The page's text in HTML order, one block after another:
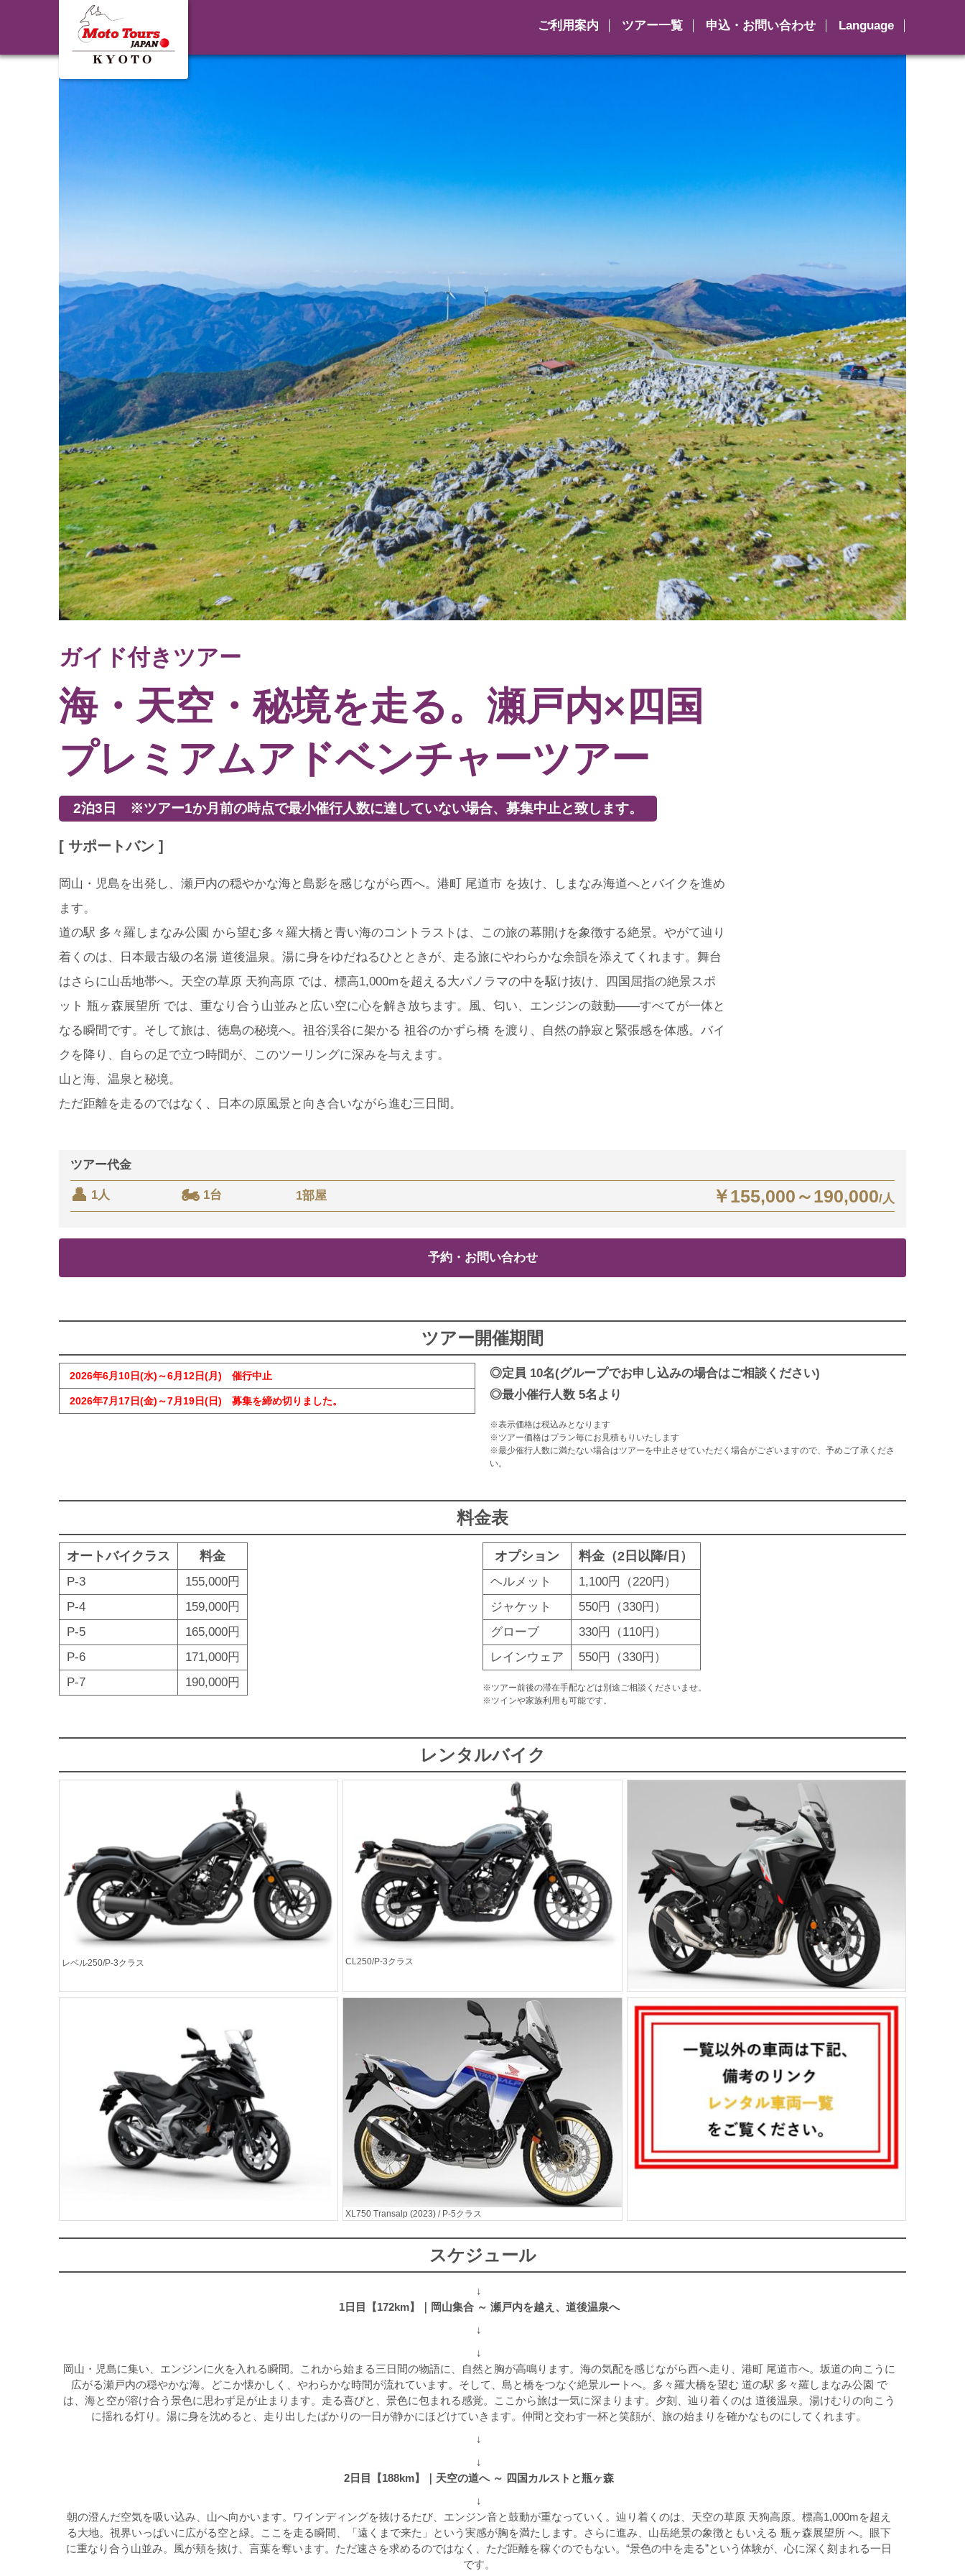
ご利用案内 ツアー一覧 申込・お問い合わせ Language
ガイド付きツアー
海・天空・秘境を走る。瀬戸内×四国
プレミアムアドベンチャーツアー
2泊3日 ※ツアー1か月前の時点で最小催行人数に達していない場合、募集中止と致します。
[ サポートバン ]
岡山・児島を出発し、瀬戸内の穏やかな海と島影を感じながら西へ。港町 尾道市 を抜け、しまなみ海道へとバイクを進め
ます。
道の駅 多々羅しまなみ公園 から望む多々羅大橋と青い海のコントラストは、この旅の幕開けを象徴する絶景。やがて辿り
着くのは、日本最古級の名湯 道後温泉。湯に身をゆだねるひとときが、走る旅にやわらかな余韻を添えてくれます。舞台
はさらに山岳地帯へ。天空の草原 天狗高原 では、標高1,000mを超える大パノラマの中を駆け抜け、四国屈指の絶景スポ
ット 瓶ヶ森展望所 では、重なり合う山並みと広い空に心を解き放ちます。風、匂い、エンジンの鼓動――すべてが一体と
なる瞬間です。そして旅は、徳島の秘境へ。祖谷渓谷に架かる 祖谷のかずら橋 を渡り、自然の静寂と緊張感を体感。バイ
クを降り、自らの足で立つ時間が、このツーリングに深みを与えます。
山と海、温泉と秘境。
ただ距離を走るのではなく、日本の原風景と向き合いながら進む三日間。
ツアー代金
1人 1台 1部屋 ￥155,000～190,000/人
予約・お問い合わせ
ツアー開催期間
2026年6月10日(水)～6月12日(月) 催行中止
2026年7月17日(金)～7月19日(日) 募集を締め切りました。
定員 10名(グループでお申し込みの場合はご相談ください)
最小催行人数 5名より
※表示価格は税込みとなります
※ツアー価格はプラン毎にお見積もりいたします
※最少催行人数に満たない場合はツアーを中止させていただく場合がございますので、予めご了承くださ
い。
料金表
オートバイクラス 料金
P-3
155,000円
P-4
159,000円
P-5
165,000円
P-6
171,000円
P-7
190,000円
オプション 料金（2日以降/日）
ヘルメット
1,100円（220円）
ジャケット
550円（330円）
グローブ
330円（110円）
レインウェア
550円（330円）
※ツアー前後の滞在手配などは別途ご相談くださいませ。
※ツインや家族利用も可能です。
レンタルバイク
レベル250/P-3クラス CL250/P-3クラス
XL750 Transalp (2023) / P-5クラス
スケジュール
↓
1日目【172km】｜岡山集合 ～ 瀬戸内を越え、道後温泉へ
↓
↓
岡山・児島に集い、エンジンに火を入れる瞬間。これから始まる三日間の物語に、自然と胸が高鳴ります。海の気配を感じながら西へ走り、港町 尾道市へ。坂道の向こうに
広がる瀬戸内の穏やかな海。どこか懐かしく、やわらかな時間が流れています。そして、島と橋をつなぐ絶景ルートへ。多々羅大橋を望む 道の駅 多々羅しまなみ公園 で
は、海と空が溶け合う景色に思わず足が止まります。走る喜びと、景色に包まれる感覚。ここから旅は一気に深まります。夕刻、辿り着くのは 道後温泉。湯けむりの向こう
に揺れる灯り。湯に身を沈めると、走り出したばかりの一日が静かにほどけていきます。仲間と交わす一杯と笑顔が、旅の始まりを確かなものにしてくれます。
↓
↓
2日目【188km】｜天空の道へ ～ 四国カルストと瓶ヶ森
↓
朝の澄んだ空気を吸い込み、山へ向かいます。ワインディングを抜けるたび、エンジン音と鼓動が重なっていく。辿り着くのは、天空の草原 天狗高原。標高1,000mを超え
る大地。視界いっぱいに広がる空と緑。ここを走る瞬間、「遠くまで来た」という実感が胸を満たします。さらに進み、山岳絶景の象徴ともいえる 瓶ヶ森展望所 へ。眼下
に重なり合う山並み。風が頬を抜け、言葉を奪います。ただ速さを求めるのではなく、ただ距離を稼ぐのでもない。“景色の中を走る”という体験が、心に深く刻まれる一日
です。